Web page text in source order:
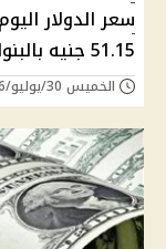
51.15 جنيه بالبنوك و51.44 بالسوق الموازية
الخميس 30/يوليو/2026 - 01:38 م